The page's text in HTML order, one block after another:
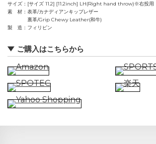
サイズ
[サイズ 11.2] [11.2inch] LH(Right hand throw)※右投用
素 材
表革/カナディアンキップレザー
裏革/Grip Chewy Leather(和牛)
製 造
フィリピン
ご購入はこちらから